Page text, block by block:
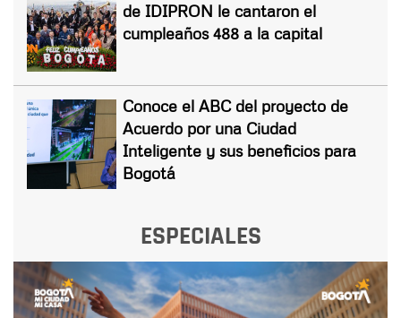
de IDIPRON le cantaron el
cumpleaños 488 a la capital
Conoce el ABC del proyecto de
Acuerdo por una Ciudad
Inteligente y sus beneficios para
Bogotá
ESPECIALES